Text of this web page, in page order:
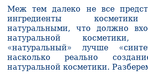
Меж тем далеко не все
ингредиенты
натуральными, что должно
натуральной
«натуральный» лучше
насколько реально
натуральной косметики.